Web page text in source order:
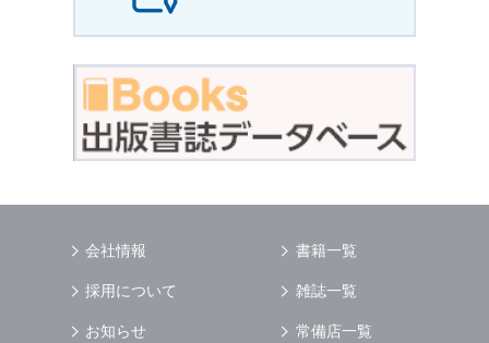
会社情報
採用について
お知らせ
書籍一覧
雑誌一覧
常備店一覧